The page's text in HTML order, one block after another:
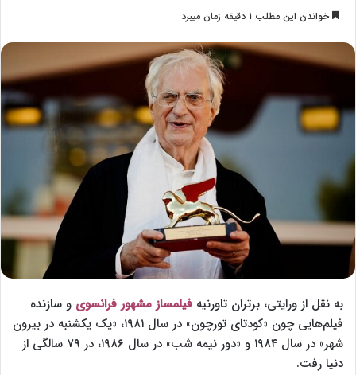
l
n
ا
ل
م
ل
خواندن این مطلب 1 دقیقه زمان میبرد
به نقل از ورایتی، برتران تاورنیه فیلمساز مشهور فرانسوی و سازنده
فیلم‌هایی چون «کودتای تورچون» در سال ۱۹۸۱، «یک یکشنبه در بیرون
شهر» در سال ۱۹۸۴ و «دور نیمه شب» در سال ۱۹۸۶، در ۷۹ سالگی از
دنیا رفت.